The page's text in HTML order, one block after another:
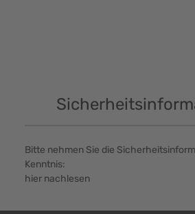
Bitte nehmen Sie die
Kenntnis:
hier nachlesen